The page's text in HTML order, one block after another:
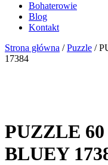
Bohaterowie
Blog
Kontakt
Strona główna /Puzzle /
17384
PUZZLE
BLUEY